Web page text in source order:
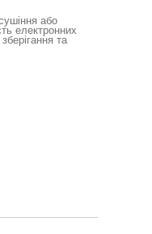
або
електронних
та